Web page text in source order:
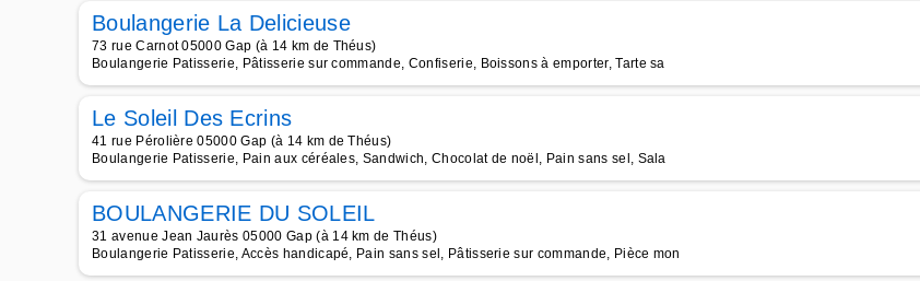
Boulangerie La Delicieuse
73 rue Carnot 05000 Gap (à 14 km de Théus)
Boulangerie Patisserie, Pâtisserie sur commande, Confiserie, Boissons à emporter, Tarte sa
Le Soleil Des Ecrins
41 rue Pérolière 05000 Gap (à 14 km de Théus)
Boulangerie Patisserie, Pain aux céréales, Sandwich, Chocolat de noël, Pain sans sel, Sala
BOULANGERIE DU SOLEIL
31 avenue Jean Jaurès 05000 Gap (à 14 km de Théus)
Boulangerie Patisserie, Accès handicapé, Pain sans sel, Pâtisserie sur commande, Pièce mon